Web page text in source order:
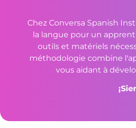
Chez Conversa Spanish
la langue pour un
outils et matériels
méthodologie combine
vous aidant à